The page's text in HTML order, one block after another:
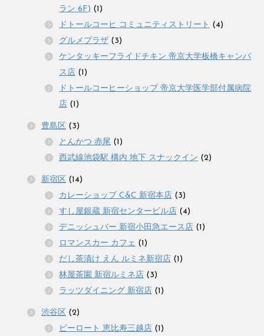
ラン 6F) (1)
ドトールコーヒ コミュニティストリート (4)
グルメプラザ (3)
ケンタッキーフライドチキン 帝京大学板橋キャンパ
ス店 (1)
ドトールコーヒーショップ 帝京大学医学部付属病院
店 (1)
豊島区 (3)
とんかつ 赤尾 (1)
西武線池袋駅 構内 地下 スナックイン (2)
新宿区 (14)
カレーショップ C&C 新宿本店 (3)
すし屋銀蔵 新宿センタービル店 (4)
デニッシュバー 新宿小田急エース店 (1)
ロマンスカー カフェ (1)
だし茶漬け えん ルミネ新宿店 (1)
林屋茶園 新宿ルミネ店 (3)
ラッツダイニング 新宿店 (1)
渋谷区 (2)
ピーロート 恵比寿三越店 (1)